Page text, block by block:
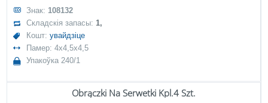
Знак: 108132
Складскія запасы:1,
Кошт:увайдзіце
Памер: 4x4,5x4,5
Упакоўка 240/1
Obrączki Na Serwetki Kpl.4 Szt.